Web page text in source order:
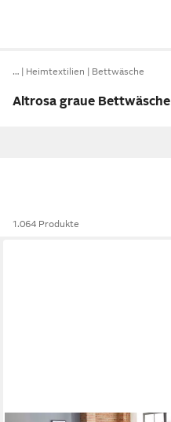
… Heimtextilien Bettwäsche
Altrosa graue Bettwäsche
1.064 Produkte